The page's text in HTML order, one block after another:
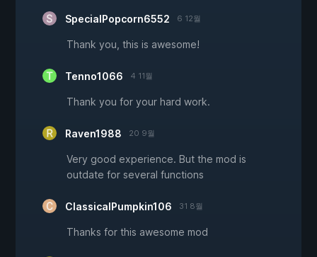
SpecialPopcorn6552 6 12월
Thank you, this is awesome!
Tenno1066 4 11월
Thank you for your hard work.
Raven1988 20 9월
Very good experience. But the mod is
outdate for several functions
ClassicalPumpkin106 31 8월
Thanks for this awesome mod